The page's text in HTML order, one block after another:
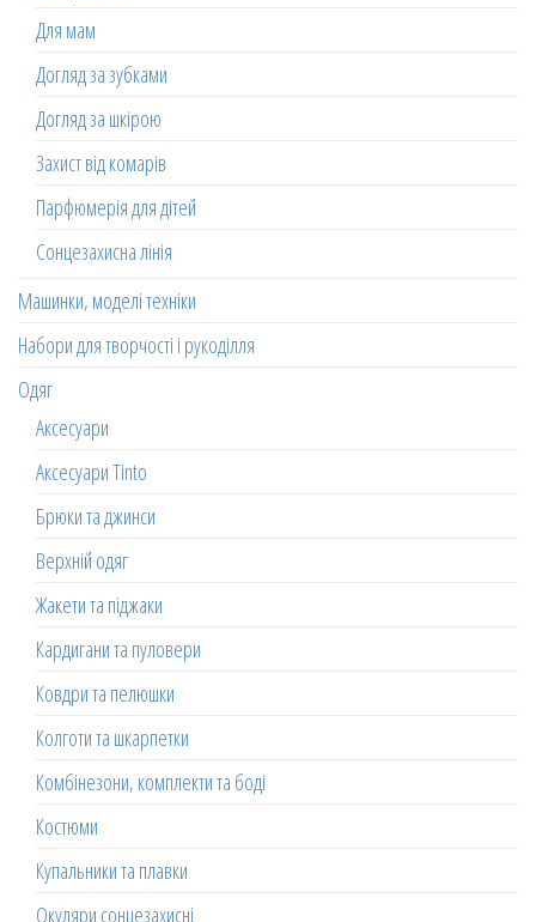
Для мам
Догляд за зубками
Догляд за шкірою
Захист від комарів
Парфюмерія для дітей
Сонцезахисна лінія
Машинки, моделі техніки
Набори для творчості і рукоділля
Одяг
Аксесуари
Аксесуари Tinto
Брюки та джинси
Верхній одяг
Жакети та піджаки
Кардигани та пуловери
Ковдри та пелюшки
Колготи та шкарпетки
Комбінезони, комплекти та боді
Костюми
Купальники та плавки
Окуляри сонцезахисні